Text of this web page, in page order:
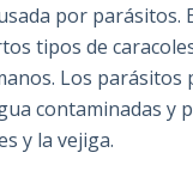
por parásitos.
tipos de
Los
contaminadas y
y la vejiga.